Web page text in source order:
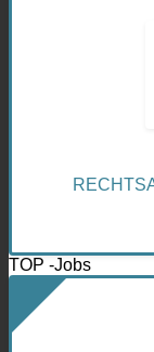
TOP -Jobs